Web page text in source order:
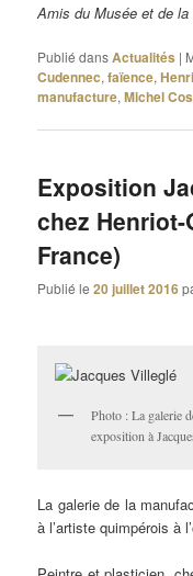
Amis du Musée et de
Publié dansActualités |
Cudennec,faïence,
manufacture,Michel
Exposition
chez
France)
Publié le20 juillet 2016
Photo : La galerie
exposition à
La galerie de la
à l’artiste quimpérois à